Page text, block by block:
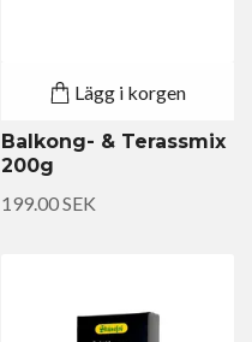
Lägg i korgen
Balkong- & Terassmix
200g
199.00 SEK